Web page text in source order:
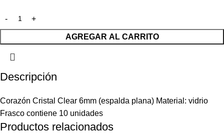
AGREGAR AL CARRITO
Descripción
Corazón Cristal Clear 6mm (espalda plana) Material: vidrio
Frasco contiene 10 unidades
Productos relacionados